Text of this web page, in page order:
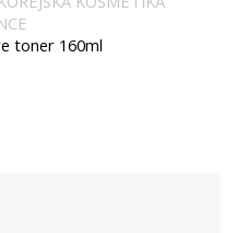
toner 160ml